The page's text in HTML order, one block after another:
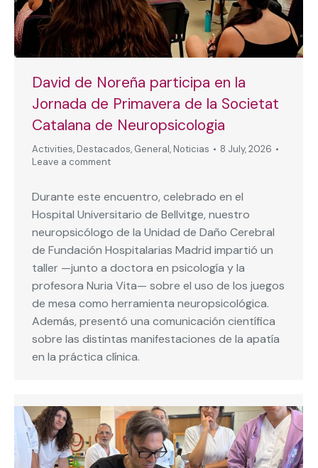
David de Noreña participa en la
Jornada de Primavera de la Societat
Catalana de Neuropsicologia
Activities, Destacados, General, Noticias
8 July, 2026
Leave a comment
Durante este encuentro, celebrado en el
Hospital Universitario de Bellvitge, nuestro
neuropsicólogo de la Unidad de Daño Cerebral
de Fundación Hospitalarias Madrid impartió un
taller —junto a doctora en psicología y la
profesora Nuria Vita— sobre el uso de los juegos
de mesa como herramienta neuropsicológica.
Además, presentó una comunicación científica
sobre las distintas manifestaciones de la apatía
en la práctica clínica.